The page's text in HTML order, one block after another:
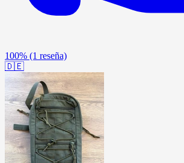
100% (1 reseña)
🇩🇪